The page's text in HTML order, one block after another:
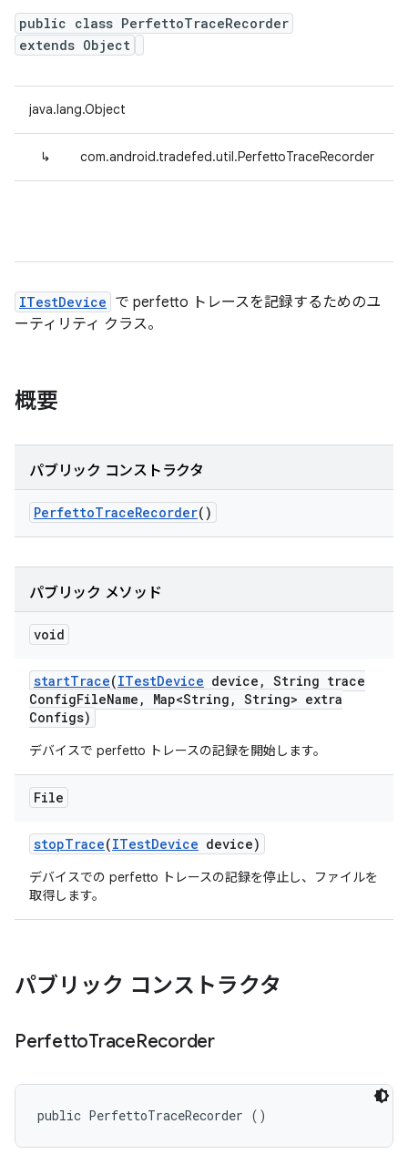
public class PerfettoTraceRecorder
extends Object
java.lang.Object
↳ com.android.tradefed.util.PerfettoTraceRecorder
ITestDevice で perfetto トレースを記録するためのユ
ーティリティ クラス。
概要
パブリック コンストラクタ
PerfettoTraceRecorder()
パブリック メソッド
void
startTrace(ITestDevice device , String trace
ConfigFileName , Map<String , String> extra
Configs)
デバイスで perfetto トレースの記録を開始します。
File
stopTrace(ITestDevice device)
デバイスでの perfetto トレースの記録を停止し、ファイルを
取得します。
パブリック コンストラクタ
PerfettoTraceRecorder
public PerfettoTraceRecorder ()